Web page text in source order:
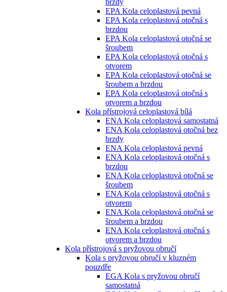
brzdy
EPA Kola celoplastová pevná
EPA Kola celoplastová otočná s
brzdou
EPA Kola celoplastová otočná se
šroubem
EPA Kola celoplastová otočná s
otvorem
EPA Kola celoplastová otočná se
šroubem a brzdou
EPA Kola celoplastová otočná s
otvorem a brzdou
Kola přístrojová celoplastová bílá
ENA Kola celoplastová samostatná
ENA Kola celoplastová otočná bez
brzdy
ENA Kola celoplastová pevná
ENA Kola celoplastová otočná s
brzdou
ENA Kola celoplastová otočná se
šroubem
ENA Kola celoplastová otočná s
otvorem
ENA Kola celoplastová otočná se
šroubem a brzdou
ENA Kola celoplastová otočná s
otvorem a brzdou
Kola přístrojová s pryžovou obručí
Kola s pryžovou obručí v kluzném
pouzdře
EGA Kola s pryžovou obručí
samostatná